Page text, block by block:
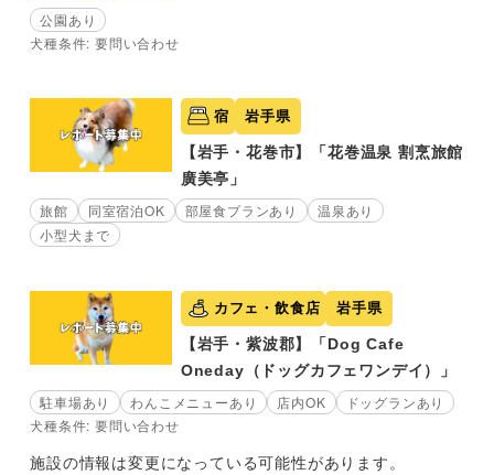
公園あり
犬種条件: 要問い合わせ
宿 岩手県
【岩手・花巻市】「花巻温泉 割烹旅館
廣美亭」
旅館 同室宿泊OK 部屋食プランあり
温泉あり
小型犬まで
カフェ・飲食店 岩手県
【岩手・紫波郡】「Dog Cafe
Oneday（ドッグカフェワンデイ）」
駐車場あり わんこメニューあり 店内OK
ドッグランあり
犬種条件: 要問い合わせ
施設の情報は変更になっている可能性があります。